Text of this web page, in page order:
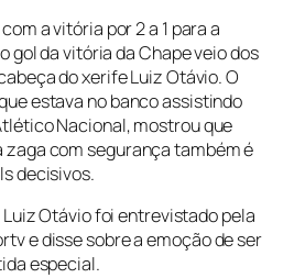
a vitória por 2 a 1 para a
gol da vitória da Chape veio dos
do xerife Luiz Otávio. O
estava no banco assistindo
Nacional, mostrou que
zaga com segurança também é
decisivos.
Otávio foi entrevistado pela
e disse sobre a emoção de ser
especial.